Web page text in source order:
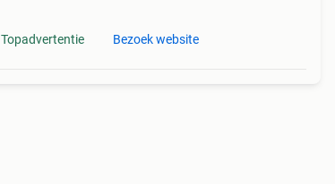
Topadvertentie Bezoek website